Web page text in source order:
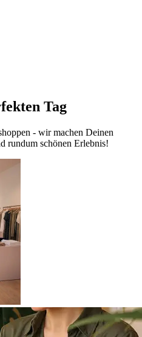
Tag
- wir machen Deinen
rundum schönen Erlebnis!